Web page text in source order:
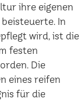
ihre eigenen
In
wird, ist die
festen
Die
eines reifen
für die